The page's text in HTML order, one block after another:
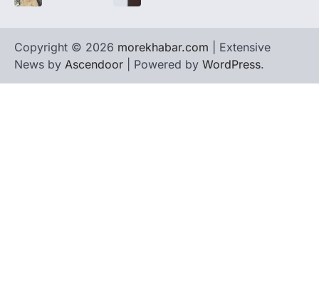
Copyright © 2026 morekhabar.com | Extensive
News by Ascendoor | Powered by WordPress.